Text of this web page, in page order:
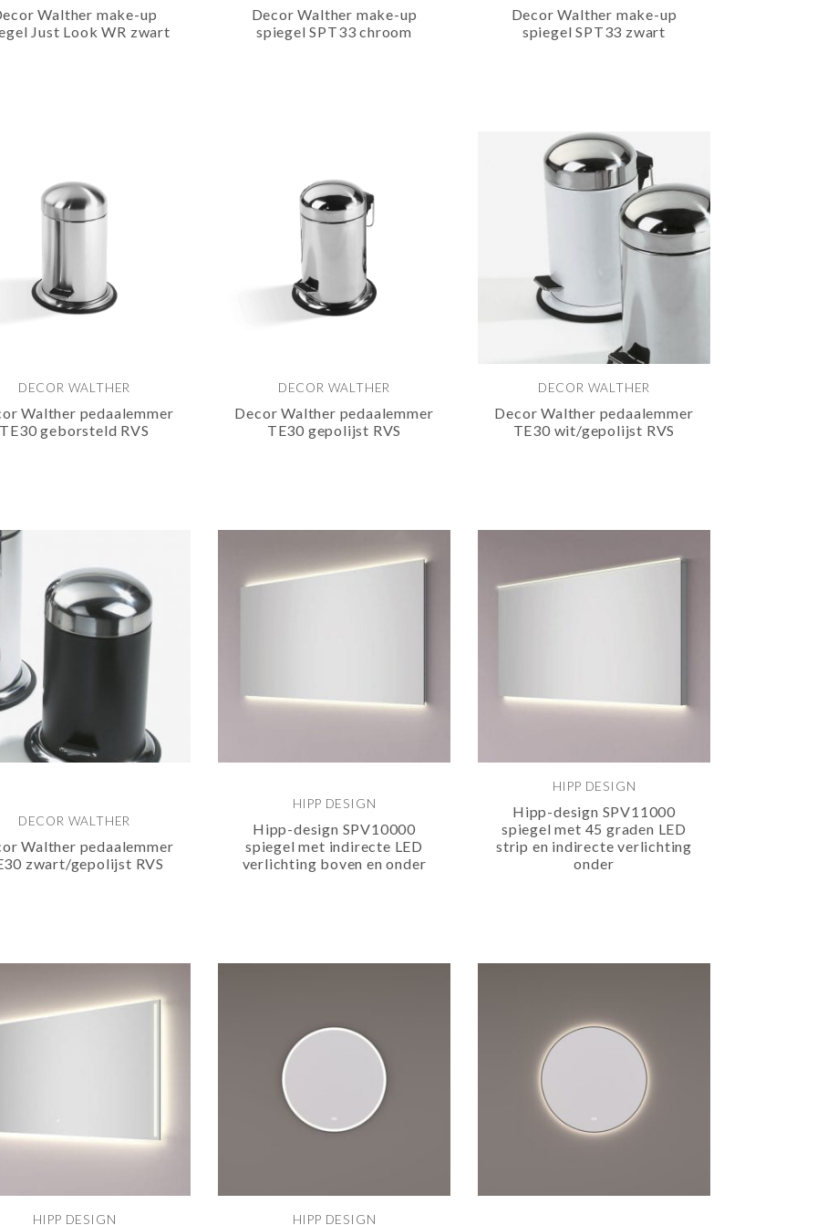
Walther make-up
Just Look WR zwart
Decor Walther make-up
spiegel SPT33 chroom
Decor Walther make-up
spiegel SPT33 zwart
DECOR WALTHER
Walther pedaalemmer
TE30 geborsteld RVS
DECOR WALTHER
Decor Walther pedaalemmer
TE30 gepolijst RVS
DECOR WALTHER
Decor Walther pedaalemmer
TE30 wit/gepolijst RVS
DECOR WALTHER
Walther pedaalemmer
zwart/gepolijst RVS
HIPP DESIGN
Hipp-design SPV10000
spiegel met indirecte LED
verlichting boven en onder
HIPP DESIGN
Hipp-design SPV11000
spiegel met 45 graden LED
strip en indirecte verlichting
onder
HIPP DESIGN HIPP DESIGN